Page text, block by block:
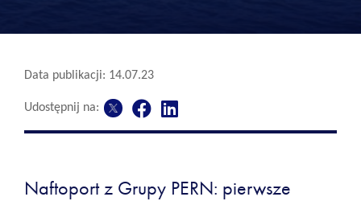
Data publikacji: 14.07.23
Udostępnij na:
Naftoport z Grupy PERN: pierwsze